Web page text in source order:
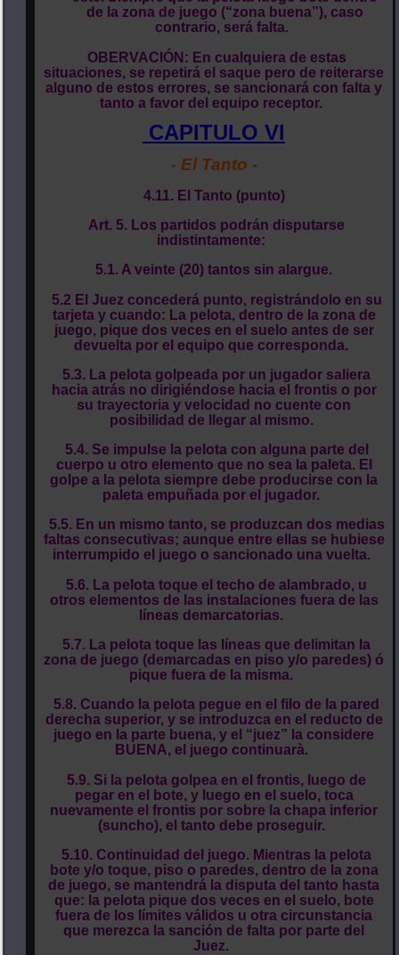
de la zona de juego (“zona buena”), caso
contrario, será falta.
OBERVACIÓN: En cualquiera de estas
situaciones, se repetirá el saque pero de reiterarse
alguno de estos errores, se sancionará con falta y
tanto a favor del equipo receptor.
CAPITULO VI
- El Tanto -
4.11. El Tanto (punto)
Art. 5. Los partidos podrán disputarse
indistintamente:
5.1. A veinte (20) tantos sin alargue.
5.2 El Juez concederá punto, registrándolo en su
tarjeta y cuando: La pelota, dentro de la zona de
juego, pique dos veces en el suelo antes de ser
devuelta por el equipo que corresponda.
5.3. La pelota golpeada por un jugador saliera
hacia atrás no dirigiéndose hacia el frontis o por
su trayectoria y velocidad no cuente con
posibilidad de llegar al mismo.
5.4. Se impulse la pelota con alguna parte del
cuerpo u otro elemento que no sea la paleta. El
golpe a la pelota siempre debe producirse con la
paleta empuñada por el jugador.
5.5. En un mismo tanto, se produzcan dos medias
faltas consecutivas; aunque entre ellas se hubiese
interrumpido el juego o sancionado una vuelta.
5.6. La pelota toque el techo de alambrado, u
otros elementos de las instalaciones fuera de las
líneas demarcatorias.
5.7. La pelota toque las líneas que delimitan la
zona de juego (demarcadas en piso y/o paredes) ó
pique fuera de la misma.
5.8. Cuando la pelota pegue en el filo de la pared
derecha superior, y se introduzca en el reducto de
juego en la parte buena, y el “juez” la considere
BUENA, el juego continuarà.
5.9. Si la pelota golpea en el frontis, luego de
pegar en el bote, y luego en el suelo, toca
nuevamente el frontis por sobre la chapa inferior
(suncho), el tanto debe proseguir.
5.10. Continuidad del juego. Mientras la pelota
bote y/o toque, piso o paredes, dentro de la zona
de juego, se mantendrá la disputa del tanto hasta
que: la pelota pique dos veces en el suelo, bote
fuera de los límites válidos u otra circunstancia
que merezca la sanción de falta por parte del
Juez.